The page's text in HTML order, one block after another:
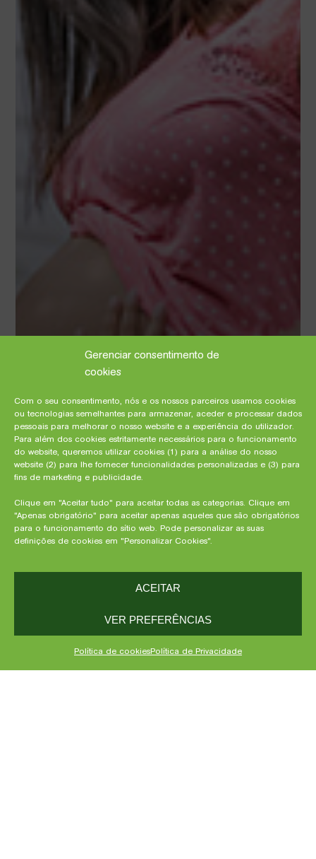
Gerenciar consentimento de
cookies
Com o seu consentimento, nós e os nossos parceiros usamos cookies
ou tecnologias semelhantes para armazenar, aceder e processar dados
pessoais para melhorar o nosso website e a experiência do utilizador.
Para além dos cookies estritamente necessários para o funcionamento
do website, queremos utilizar cookies (1) para a análise do nosso
website (2) para lhe fornecer funcionalidades personalizadas e (3) para
fins de marketing e publicidade.
Clique em "Aceitar tudo" para aceitar todas as categorias. Clique em
"Apenas obrigatório" para aceitar apenas aqueles que são obrigatórios
para o funcionamento do sítio web. Pode personalizar as suas
definições de cookies em "Personalizar Cookies".
ACEITAR
VER PREFERÊNCIAS
Política de cookiesPolítica de Privacidade